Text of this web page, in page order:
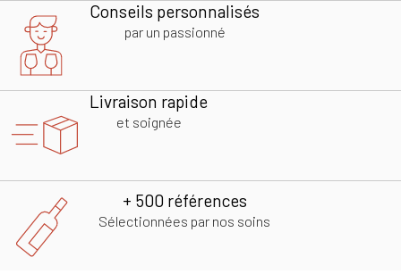
Conseils personnalisés
par un passionné
Livraison rapide
et soignée
+ 500 références
Sélectionnées par nos soins